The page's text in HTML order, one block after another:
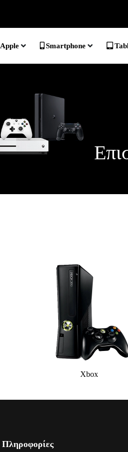
Apple Smartphone
Xbox
Πληροφορίες